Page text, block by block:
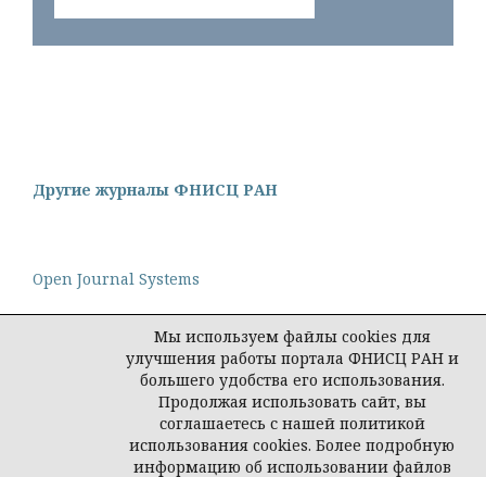
Другие журналы ФНИСЦ РАН
Open Journal Systems
Политика конфиденциальности персональных
© Редакция журнала "Интеракция, интервью,
интерпретация", 2026
Мы используем файлы cookies для
улучшения работы портала ФНИСЦ РАН и
большего удобства его использования.
Продолжая использовать сайт, вы
соглашаетесь с нашей политикой
использования cookies. Более подробную
информацию об использовании файлов